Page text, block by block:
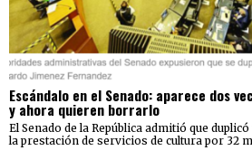
Escándalo en el Senado: aparece dos
y ahora quieren borrarlo
El Senado de la República admitió que
la prestación de servicios de cultura por 32